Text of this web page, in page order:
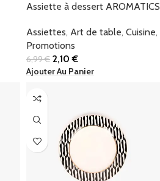
Assiette à dessert AROMATICS
Assiettes, Art de table, Cuisine,
Promotions
6,99€ 2,10€
Ajouter Au Panier